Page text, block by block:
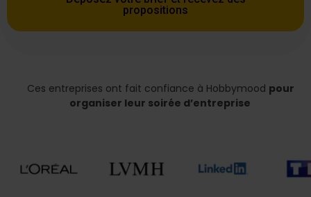
propositions
Ces entreprises ont fait confiance à Hobbymood pour
organiser leur soirée d’entreprise